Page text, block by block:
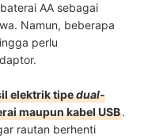
AA sebagai
Namun, beberapa
perlu
elektrik tipedual-
maupun kabel USB.
rautan berhenti